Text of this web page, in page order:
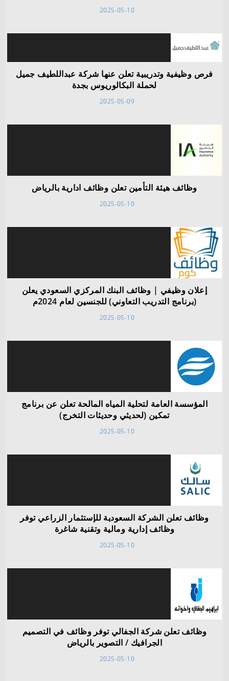
2025-05-10
فرص وظيفية وتدريبية تعلن عنها شركة عبداللطيف جميل
لحملة البكالوريوس بجدة
2025-05-09
وظائف هيئة التأمين تعلن وظائف ادارية بالرياض
2025-05-10
إعلان وظيفي | وظائف البنك المركزي السعودي يعلن
(برنامج التدريب التعاوني) للجنسين لعام 2024م
2025-05-10
المؤسسة العامة لتحلية المياه المالحة تعلن عن برنامج
تمكين (لحديثي وحديثات التخرج)
2025-05-10
وظائف تعلن الشركة السعودية للإستثمار الزراعي توفر
وظائف إدارية ومالية وتقنية شاغرة
2025-05-10
وظائف تعلن شركة الجفالي توفر وظائف في التصميم
الجرافيك / التصوير بالرياض
2025-05-10